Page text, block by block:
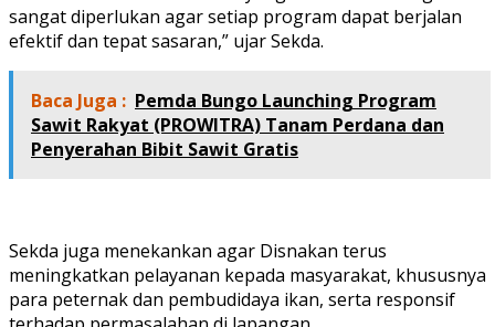
sangat diperlukan agar setiap program dapat berjalan
efektif dan tepat sasaran,” ujar Sekda.
Baca Juga : Pemda Bungo Launching Program
Sawit Rakyat (PROWITRA) Tanam Perdana dan
Penyerahan Bibit Sawit Gratis
Sekda juga menekankan agar Disnakan terus
meningkatkan pelayanan kepada masyarakat, khususnya
para peternak dan pembudidaya ikan, serta responsif